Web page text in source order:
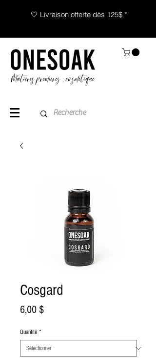
🤍 Livraison offerte dès 125$ *
Cosgard
6,00 $Prix
Quantité *